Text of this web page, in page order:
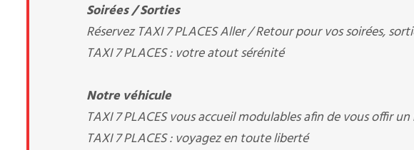
Soirées / Sorties
Réservez TAXI 7 PLACES Aller / Retour pour vos soirées,
TAXI 7 PLACES : votre atout sérénité
Notre véhicule
TAXI 7 PLACES vous accueil modulables afin de vous offir
TAXI 7 PLACES : voyagez en toute liberté